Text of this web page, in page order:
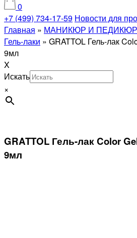
0
+7 (499) 734-17-59 Новости для
Главная » МАНИКЮР И ПЕДИКЮР
Гель-лаки » GRATTOL Гель-лак
9мл
X
Искать
×
GRATTOL Гель-лак Color
9мл